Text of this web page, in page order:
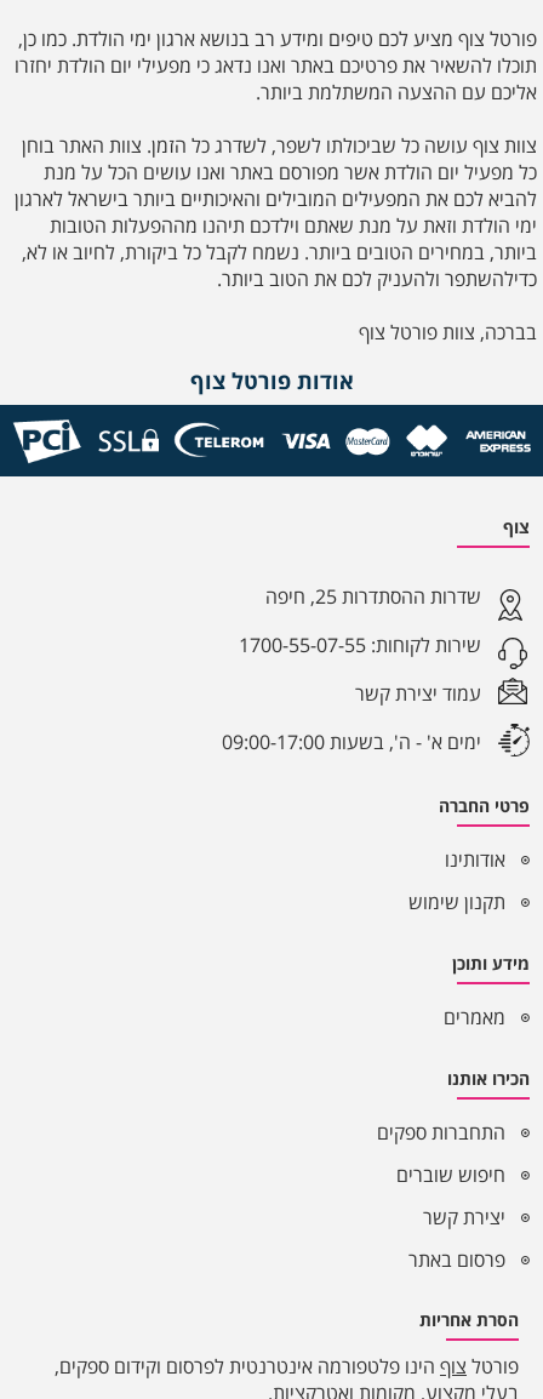
פורטל צוף מציע לכם טיפים ומידע רב בנושא ארגון ימי הולדת. כמו כן,
תוכלו להשאיר את פרטיכם באתר ואנו נדאג כי מפעילי יום הולדת יחזרו
אליכם עם ההצעה המשתלמת ביותר.
צוות צוף עושה כל שביכולתו לשפר, לשדרג כל הזמן. צוות האתר בוחן
כל מפעיל יום הולדת אשר מפורסם באתר ואנו עושים הכל על מנת
להביא לכם את המפעילים המובילים והאיכותיים ביותר בישראל לארגון
ימי הולדת וזאת על מנת שאתם וילדכם תיהנו מההפעלות הטובות
ביותר, במחירים הטובים ביותר. נשמח לקבל כל ביקורת, לחיוב או לא,
כדילהשתפר ולהעניק לכם את הטוב ביותר.
בברכה, צוות פורטל צוף
אודות פורטל צוף
צוף
שדרות ההסתדרות 25, חיפה
שירות לקוחות: 1700-55-07-55
עמוד יצירת קשר
ימים א' - ה', בשעות 09:00-17:00
פרטי החברה
אודותינו
תקנון שימוש
מידע ותוכן
מאמרים
הכירו אותנו
התחברות ספקים
חיפוש שוברים
יצירת קשר
פרסום באתר
הסרת אחריות
פורטל צוף הינו פלטפורמה אינטרנטית לפרסום וקידום ספקים,
בעלי מקצוע, מקומות ואטרקציות.